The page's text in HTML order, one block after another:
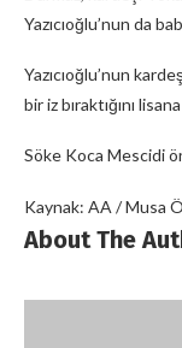
Yazıcıoğlu’nun da
Yazıcıoğlu’nun
bir iz bıraktığını
Söke Koca Mescidi
Kaynak: AA / Musa
About The